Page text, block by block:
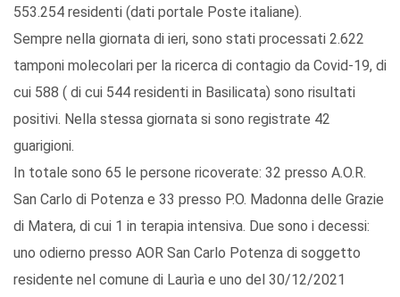
553.254 residenti (dati portale Poste italiane).
Sempre nella giornata di ieri, sono stati processati 2.622
tamponi molecolari per la ricerca di contagio da Covid-19, di
cui 588 ( di cui 544 residenti in Basilicata) sono risultati
positivi. Nella stessa giornata si sono registrate 42
guarigioni.
In totale sono 65 le persone ricoverate: 32 presso A.O.R.
San Carlo di Potenza e 33 presso P.O. Madonna delle Grazie
di Matera, di cui 1 in terapia intensiva. Due sono i decessi:
uno odierno presso AOR San Carlo Potenza di soggetto
residente nel comune di Laurìa e uno del 30/12/2021